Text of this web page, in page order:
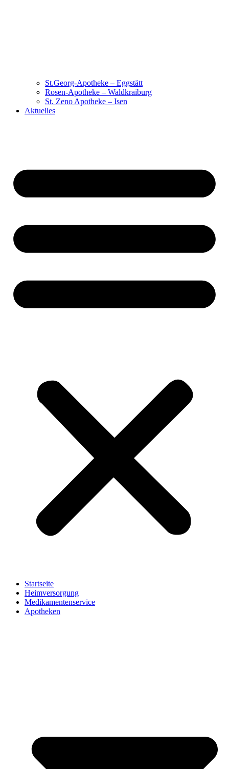
St.Georg-Apotheke – Eggstätt
Rosen-Apotheke – Waldkraiburg
St. Zeno Apotheke – Isen
Aktuelles
Startseite
Heimversorgung
Medikamentenservice
Apotheken